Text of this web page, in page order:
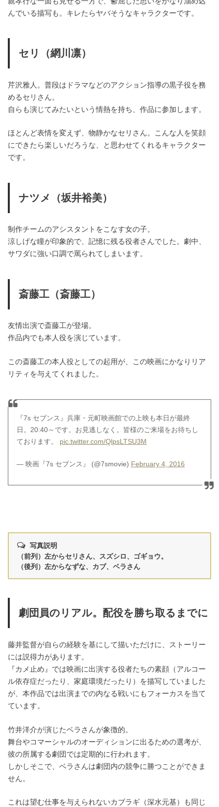
んでいる描写も。キレたらヤバそうなキャラクターです。
セリ（網川凛）
芹沢雅人。普段はドラマなどのアクション指導の黒子役を務
めるセリさん。
自らも演じてみたいという情熱を持ち、作品に参加します。
ほとんど表情を変えず、物静かなセリさん。こんな人を笑顔
にできたら楽しいだろうな、と思わせてくれるキャラクター
です。
ナツメ（坂井裕美）
制作チームのアシスタントをこなす女の子。
涼しげな瞳が印象的で、記憶に残る役者さんでした。劇中、
サワダに強い口調で罵られてしまいます。
斎藤工（斎藤工）
友情出演で斎藤工が登場。
作品内でも本人役を演じています。
この斎藤工の本人役としての起用が、この映画にかなりリア
リティを与えてくれました。
『7s セブンス』兵庫・元町映画館での上映も本日が最終
日。20:40～です。お見逃しなく。皆様のご来場をお待ちし
ております。 pic.twitter.com/QlpsLTSU3M
— 映画『7s セブンス』 (@7smovie) February 4, 2016
写真説明
（前列）左からセリさん、スズシロ、ゴギョウ。
（後列）左からなずな、カブ、ベラさん
劇団員のリアル。配役を勝ち取るまでに
藤井監督が自らの経験を基にして描いただけに、ストーリー
には説得力があります。
『カメ止め』では映画に出演する役者たちの素顔（アルコー
ル依存症だったり、家庭環境だったり）を描写していました
が、本作品では出演までの内なる戦いにもフォーカスを当て
ています。
竹井洋介が演じたベラさんが象徴的。
舞台やコマーシャルのオーディションに出るための選考が、
彼の所属する劇団では定期的に行われます。
しかしそこで、ベラさんは劇団内の競争に勝つことができま
せん。
これは望む仕事を与えられないカブラギ（深水元基）も同じ